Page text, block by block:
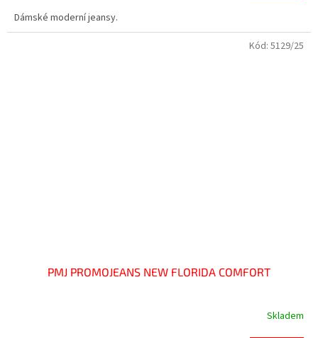
Dámské moderní jeansy.
PMJ PROMOJEANS NEW FLORIDA COMFORT
Skladem
Kód: 5129/25